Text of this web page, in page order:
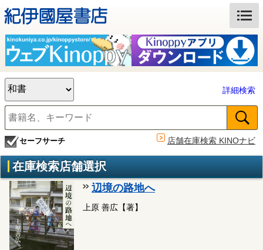
詳細検索
セーフサーチ 店舗在庫検索 KINOナビ
在庫検索店舗選択
辺境の路地へ
上原 善広【著】